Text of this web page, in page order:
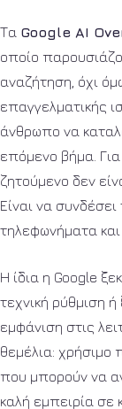
Τα Google AI
οποίο
αναζήτηση, όχι
επαγγελματικής
άνθρωπο να
επόμενο βήμα. Για
ζητούμενο δεν
Είναι να
τηλεφωνήματα
Η ίδια η Google
τεχνική ρύθμιση
εμφάνιση στις
θεμέλια: χρήσιμο
που μπορούν να
καλή εμπειρία σε